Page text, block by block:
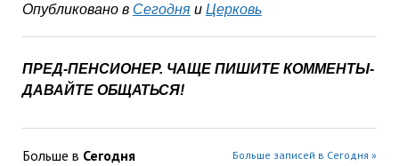
Опубликовано в Сегодняи Церковь
ПРЕД-ПЕНСИОНЕР. ЧАЩЕ ПИШИТЕ КОММЕНТЫ-
ДАВАЙТЕ ОБЩАТЬСЯ!
Больше в Сегодня Больше записей в Сегодня »